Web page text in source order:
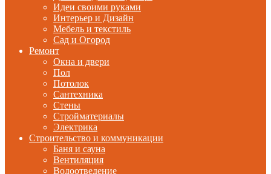
Идеи своими руками
Интерьер и Дизайн
Мебель и текстиль
Сад и Огород
Ремонт
Окна и двери
Пол
Потолок
Сантехника
Стены
Стройматериалы
Электрика
Строительство и коммуникации
Баня и сауна
Вентиляция
Водоотведение